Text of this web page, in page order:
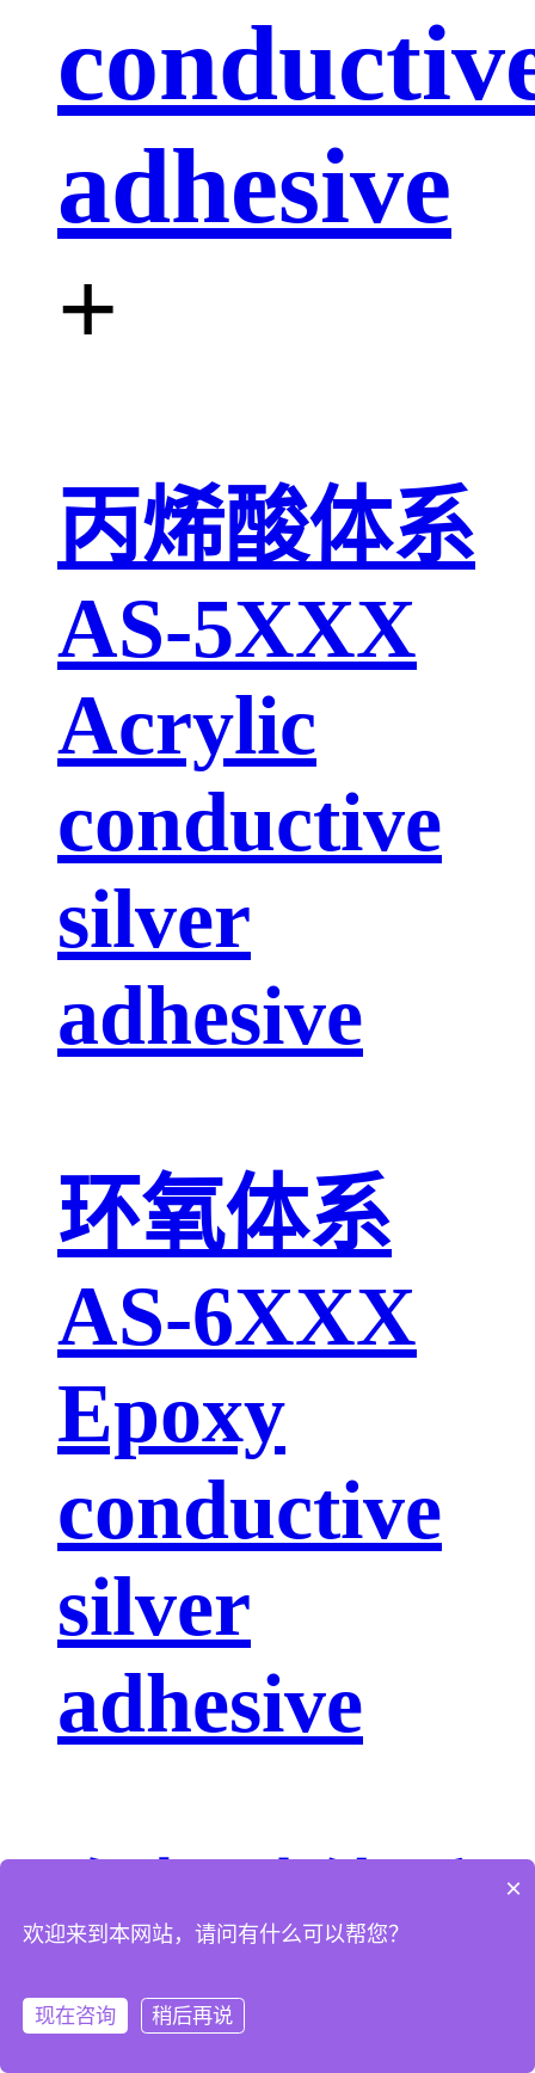
adhesive
+
丙烯酸体系
AS-5XXX
Acrylic
conductive
silver
adhesive
环氧体系
AS-6XXX
Epoxy
conductive
silver
adhesive
有机硅体系
AS-7XXX
×
欢迎来到本网站，请问有什么可以帮您？
现在咨询 稍后再说